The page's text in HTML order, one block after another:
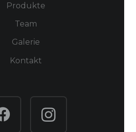
Produkte
Team
Galerie
Kontakt